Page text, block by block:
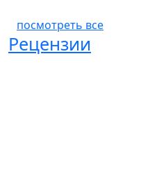
посмотреть все
Рецензии